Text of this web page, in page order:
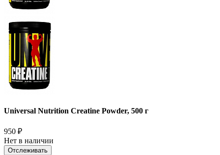
Universal Nutrition Creatine Powder, 500 г
950 ₽
Нет в наличии
Отслеживать